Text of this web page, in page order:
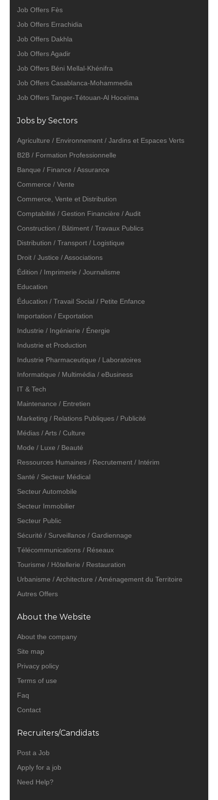
Job Offers Fès
Job Offers Errachidia
Job Offers Dakhla
Job Offers Agadir
Job Offers Béni Mellal-Khénifra
Job Offers Casablanca-Mohammedia
Job Offers Tanger-Tétouan-Al Hoceïma
Jobs by Sectors
Agriculture / Environnement / Jardins et Espaces Verts
B2B / Formation Professionnelle
Banque / Finance / Assurance
Commerce / Vente
Commerce, Vente et Distribution
Comptabilité / Gestion Financière / Audit
Construction / Bâtiment / Travaux Publics
Distribution / Transport / Logistique
Droit / Justice / Associations
Édition / Imprimerie / Journalisme
Education
Éducation / Travail Social / Petite Enfance
Importation / Exportation
Industrie / Ingénierie / Énergie
Industrie et Production
Industrie Pharmaceutique / Laboratoires
Informatique / Multimédia / eBusiness
IT & Tech
Maintenance / Entretien
Marketing / Relations Publiques / Publicité
Médias / Arts / Culture
Mode / Luxe / Beauté
Ressources Humaines / Recrutement / Intérim
Santé / Secteur Médical
Secteur Automobile
Secteur Immobilier
Secteur Public
Sécurité / Surveillance / Gardiennage
Télécommunications / Réseaux
Tourisme / Hôtellerie / Restauration
Urbanisme / Architecture / Aménagement du Territoire
Autres Offers
About the Website
About the company
Site map
Privacy policy
Terms of use
Faq
Contact
Recruiters/Candidats
Post a Job
Apply for a job
Need Help?